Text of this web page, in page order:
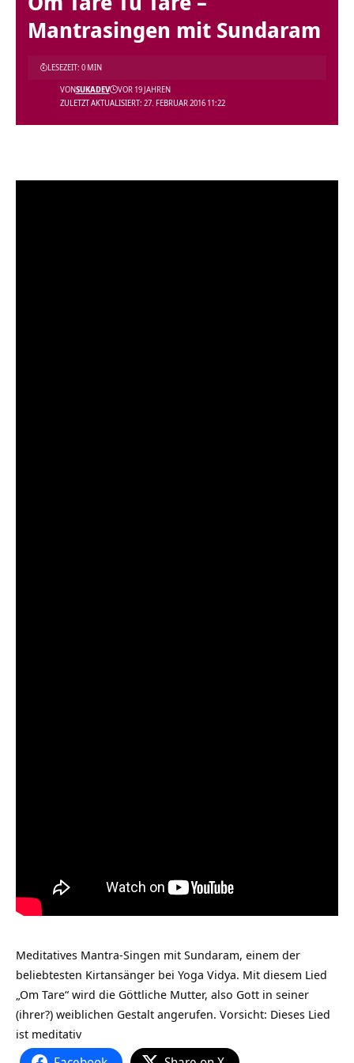
Mantrasingen mit Sundaram
ZULETZT AKTUALISIERT: 27. FEBRUAR 2016 11:22
VONSUKADEV VOR 19 JAHREN
LESEZEIT: 0 MIN
Meditatives Mantra-Singen mit Sundaram, einem der
beliebtesten Kirtansänger bei Yoga Vidya. Mit diesem Lied
„Om Tare“ wird die Göttliche Mutter, also Gott in seiner
(ihrer?) weiblichen Gestalt angerufen. Vorsicht: Dieses Lied
ist meditativ